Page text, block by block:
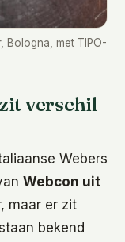
Bologna, met TIPO-
verschil
Webers
Webcon uit
maar er zit
bekend